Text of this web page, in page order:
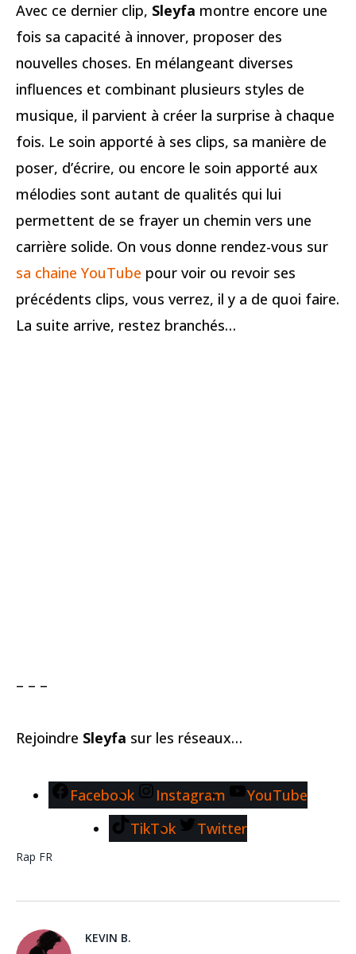
Avec ce dernier clip, Sleyfa montre encore une
fois sa capacité à innover, proposer des
nouvelles choses. En mélangeant diverses
influences et combinant plusieurs styles de
musique, il parvient à créer la surprise à chaque
fois. Le soin apporté à ses clips, sa manière de
poser, d’écrire, ou encore le soin apporté aux
mélodies sont autant de qualités qui lui
permettent de se frayer un chemin vers une
carrière solide. On vous donne rendez-vous sur
sa chaine YouTube pour voir ou revoir ses
précédents clips, vous verrez, il y a de quoi faire.
La suite arrive, restez branchés…
– – –
Rejoindre Sleyfa sur les réseaux…
Facebook Instagram
YouTube
TikTok
Twitter
Rap FR
KEVIN B.